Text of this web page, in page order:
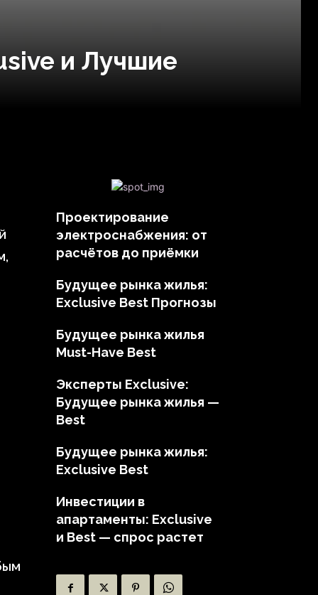
и Лучшие
Проектирование
электроснабжения: от
расчётов до приёмки
Будущее рынка жилья:
Exclusive Best Прогнозы
Будущее рынка жилья
Must-Have Best
Эксперты Exclusive:
Будущее рынка жилья —
Best
Будущее рынка жилья:
Exclusive Best
Инвестиции в
апартаменты: Exclusive
и Best — спрос растет